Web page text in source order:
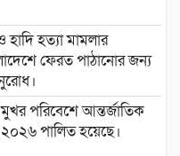
হত্যা মামলার
ফেরত পাঠানোর জন্য
পরিবেশে আন্তর্জাতিক
পালিত হয়েছে।